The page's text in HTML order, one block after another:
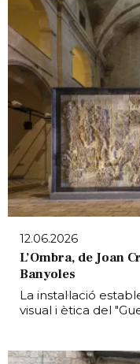
12.06.2026
L’Ombra, de Joan
Banyoles
La instal·lació
visual i ètica del